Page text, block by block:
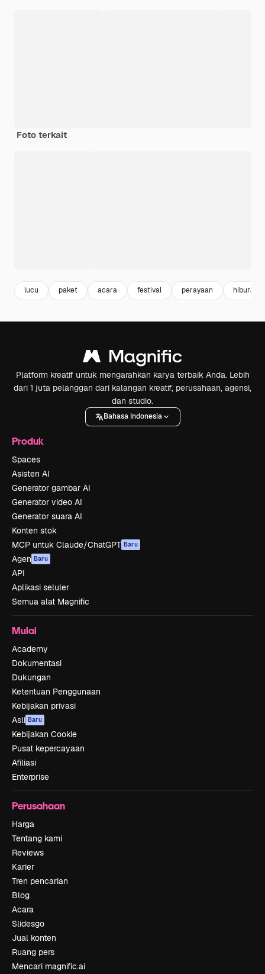
Foto terkait
lucu paket acara festival perayaan hiburan
Platform kreatif untuk mengarahkan karya terbaik Anda. Lebih
dari 1 juta pelanggan dari kalangan kreatif, perusahaan, agensi,
dan studio.
Bahasa Indonesia
Produk
Spaces
Asisten AI
Generator gambar AI
Generator video AI
Generator suara AI
Konten stok
MCP untuk Claude/ChatGPT Baru
Agen Baru
API
Aplikasi seluler
Semua alat Magnific
Mulai
Academy
Dokumentasi
Dukungan
Ketentuan Penggunaan
Kebijakan privasi
Asli Baru
Kebijakan Cookie
Pusat kepercayaan
Afiliasi
Enterprise
Perusahaan
Harga
Tentang kami
Reviews
Karier
Tren pencarian
Blog
Acara
Slidesgo
Jual konten
Ruang pers
Mencari magnific.ai